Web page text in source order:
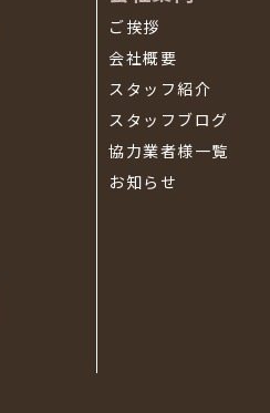
ご挨拶
会社概要
スタッフ紹介
スタッフブログ
協力業者様一覧
お知らせ